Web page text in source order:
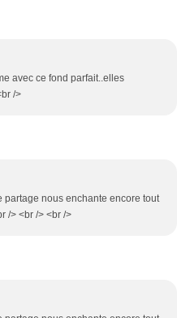
avec ce fond parfait..elles
/>
partage nous enchante encore tout
/> <br /> <br />